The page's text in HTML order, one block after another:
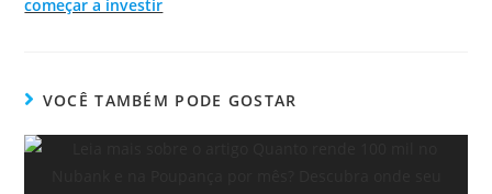
começar a investir
VOCÊ TAMBÉM PODE GOSTAR